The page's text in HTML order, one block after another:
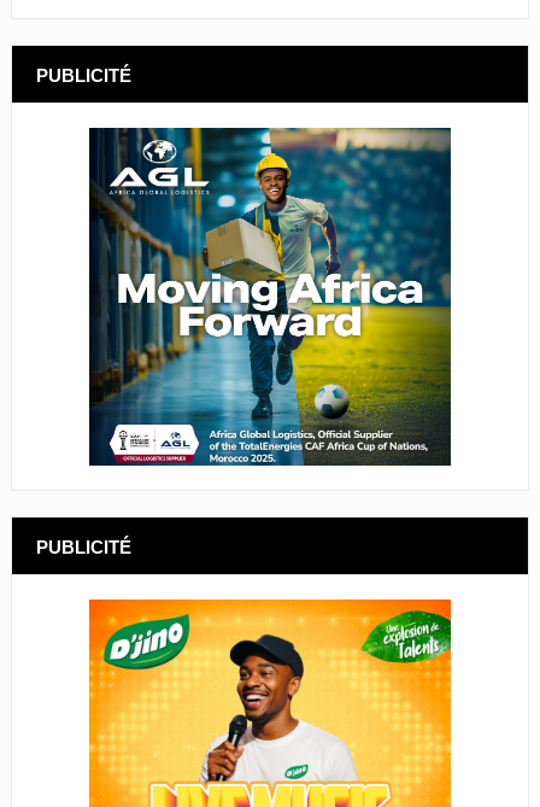
PUBLICITÉ
PUBLICITÉ